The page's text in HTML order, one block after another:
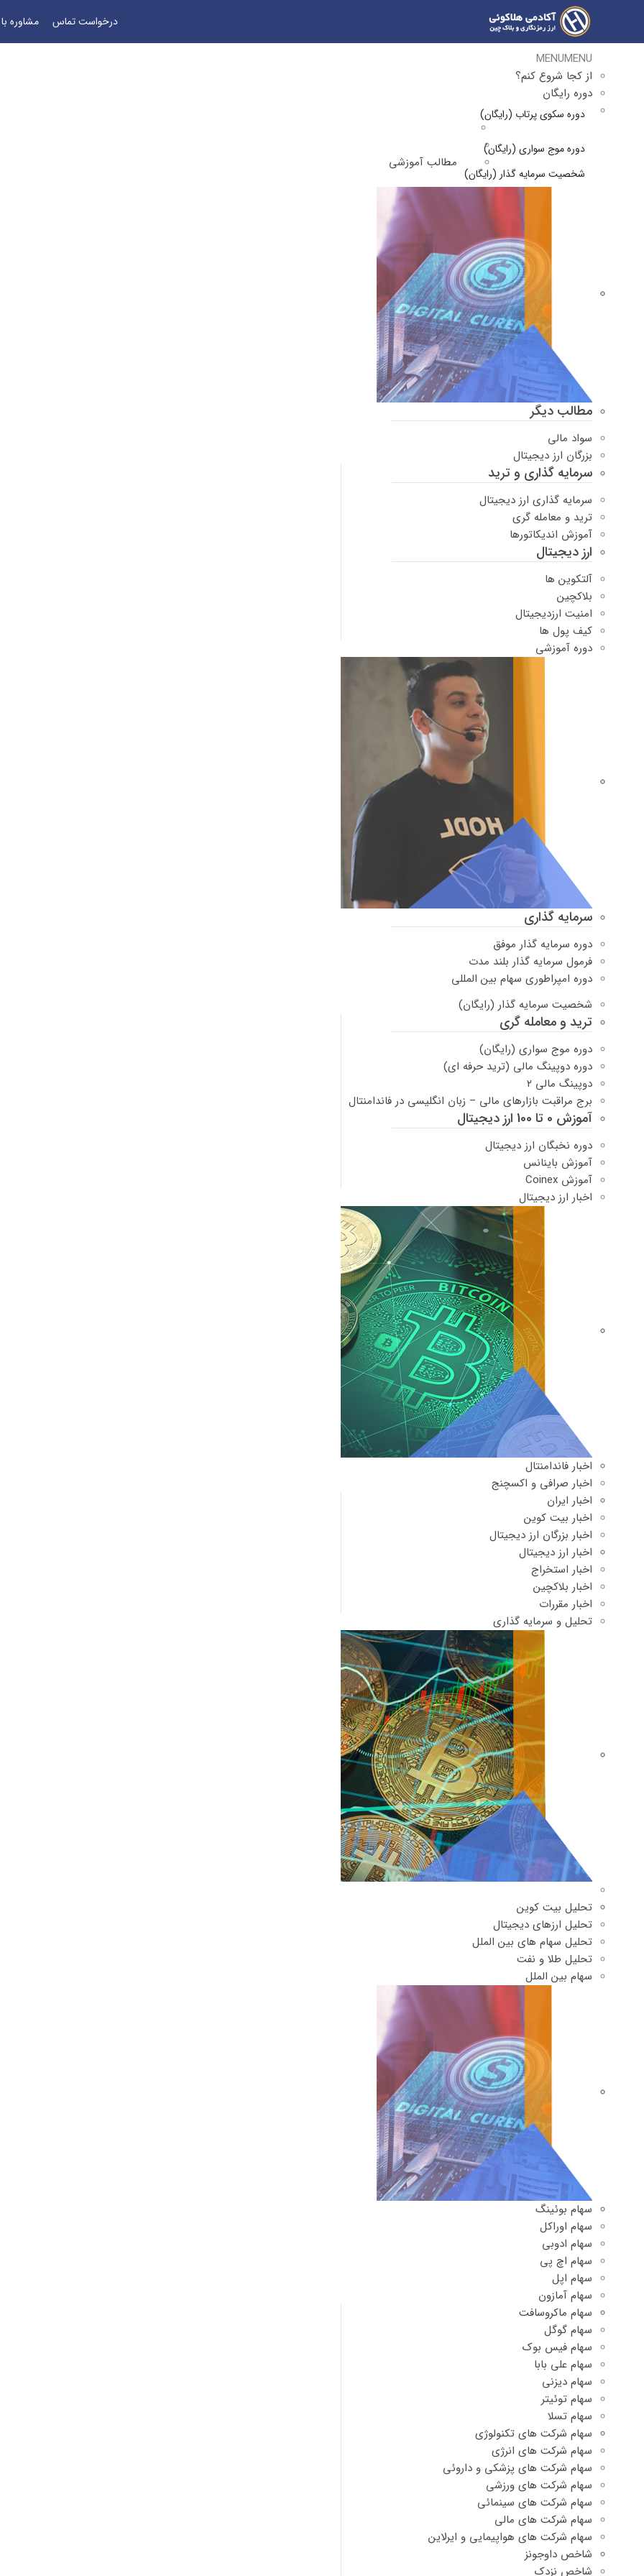
درخواست تماس مشاوره
MENUMENU
از کجا شروع کنم؟
دوره رایگان
دوره سکوی پرتاب (رایگان)
دوره موج سواری (رایگان)
شخصیت سرمایه گذار (رایگان)
مطالب آموزشی
مطالب دیگر
سواد مالی
بزرگان ارز دیجیتال
سرمایه گذاری و ترید
سرمایه گذاری ارز دیجیتال
ترید و معامله گری
آموزش اندیکاتورها
ارز دیجیتال
آلتکوین ها
بلاکچین
امنیت ارزدیجیتال
کیف پول ها
دوره‌ آموزشی
سرمایه گذاری
دوره سرمایه گذار موفق
فرمول سرمایه گذار بلند مدت
دوره امپراطوری سهام بین المللی
شخصیت سرمایه گذار (رایگان)
ترید و معامله گری
دوره موج سواری (رایگان)
دوره دوپینگ مالی (ترید حرفه ای)
دوپینگ مالی ۲
برج مراقبت بازارهای مالی – زبان انگلیسی در فاندامنتال
آموزش 0 تا 100 ارز دیجیتال
دوره نخبگان ارز دیجیتال
آموزش باینانس
آموزش Coinex
اخبار ارز دیجیتال
اخبار فاندامنتال
اخبار صرافی و اکسچنج
اخبار ایران
اخبار بیت کوین
اخبار بزرگان ارز دیجیتال
اخبار ارز دیجیتال
اخبار استخراج
اخبار بلاکچین
اخبار مقررات
تحلیل و سرمایه گذاری
تحلیل بیت کوین
تحلیل ارزهای دیجیتال
تحلیل سهام های بین الملل
تحلیل طلا و نفت
سهام بین الملل
سهام بوئینگ
سهام اوراکل
سهام ادوبی
سهام اچ پی
سهام اپل
سهام آمازون
سهام ماکروسافت
سهام گوگل
سهام فیس بوک
سهام علی بابا
سهام دیزنی
سهام توئیتر
سهام تسلا
سهام شرکت های تکنولوژی
سهام شرکت های انرژی
سهام شرکت های پزشکی و داروئی
سهام شرکت های ورزشی
سهام شرکت های سینمائی
سهام شرکت های مالی
سهام شرکت های هواپیمایی و ایرلاین
شاخص داوجونز
شاخص نزدک